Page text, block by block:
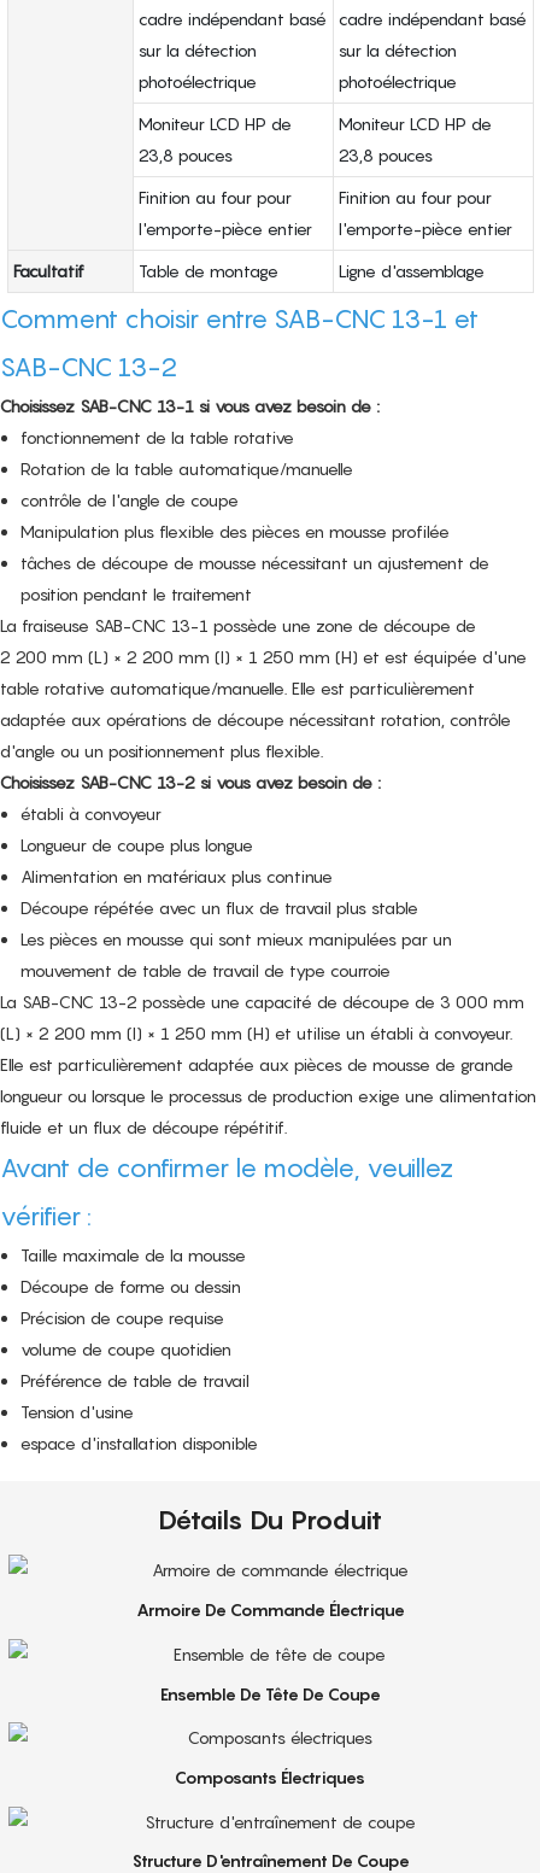
cadre indépendant basé
sur la détection
photoélectrique
cadre indépendant basé
sur la détection
photoélectrique
Moniteur LCD HP de
23,8 pouces
Moniteur LCD HP de
23,8 pouces
Finition au four pour
l'emporte-pièce entier
Finition au four pour
l'emporte-pièce entier
Facultatif Table de montage Ligne d'assemblage
Comment choisir entre SAB-CNC 13-1 et
SAB-CNC 13-2
Choisissez SAB-CNC 13-1 si vous avez besoin de :
fonctionnement de la table rotative
Rotation de la table automatique/manuelle
contrôle de l'angle de coupe
Manipulation plus flexible des pièces en mousse profilée
tâches de découpe de mousse nécessitant un ajustement de
position pendant le traitement
La fraiseuse SAB-CNC 13-1 possède une zone de découpe de
2 200 mm (L) × 2 200 mm (l) × 1 250 mm (H) et est équipée d'une
table rotative automatique/manuelle. Elle est particulièrement
adaptée aux opérations de découpe nécessitant rotation, contrôle
d'angle ou un positionnement plus flexible.
Choisissez SAB-CNC 13-2 si vous avez besoin de :
établi à convoyeur
Longueur de coupe plus longue
Alimentation en matériaux plus continue
Découpe répétée avec un flux de travail plus stable
Les pièces en mousse qui sont mieux manipulées par un
mouvement de table de travail de type courroie
La SAB-CNC 13-2 possède une capacité de découpe de 3 000 mm
(L) × 2 200 mm (l) × 1 250 mm (H) et utilise un établi à convoyeur.
Elle est particulièrement adaptée aux pièces de mousse de grande
longueur ou lorsque le processus de production exige une alimentation
fluide et un flux de découpe répétitif.
Avant de confirmer le modèle, veuillez
vérifier :
Taille maximale de la mousse
Découpe de forme ou dessin
Précision de coupe requise
volume de coupe quotidien
Préférence de table de travail
Tension d'usine
espace d'installation disponible
Détails Du Produit
Armoire De Commande Électrique
Ensemble De Tête De Coupe
Composants Électriques
Structure D'entraînement De Coupe